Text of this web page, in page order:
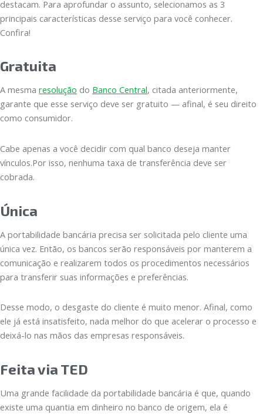
destacam. Para aprofundar o assunto, selecionamos as 3
principais características desse serviço para você conhecer.
Confira!
Gratuita
A mesma resolução do Banco Central, citada anteriormente,
garante que esse serviço deve ser gratuito — afinal, é seu direito
como consumidor.
Cabe apenas a você decidir com qual banco deseja manter
vínculos.Por isso, nenhuma taxa de transferência deve ser
cobrada.
Única
A portabilidade bancária precisa ser solicitada pelo cliente uma
única vez. Então, os bancos serão responsáveis por manterem a
comunicação e realizarem todos os procedimentos necessários
para transferir suas informações e preferências.
Desse modo, o desgaste do cliente é muito menor. Afinal, como
ele já está insatisfeito, nada melhor do que acelerar o processo e
deixá-lo nas mãos das empresas responsáveis.
Feita via TED
Uma grande facilidade da portabilidade bancária é que, quando
existe uma quantia em dinheiro no banco de origem, ela é